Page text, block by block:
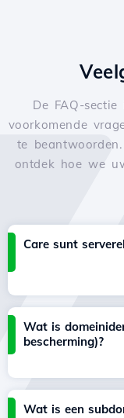
De FAQ-
voorkomende
te
ontdek hoe we
Care sunt
Wat is
bescherming)?
Wat is een